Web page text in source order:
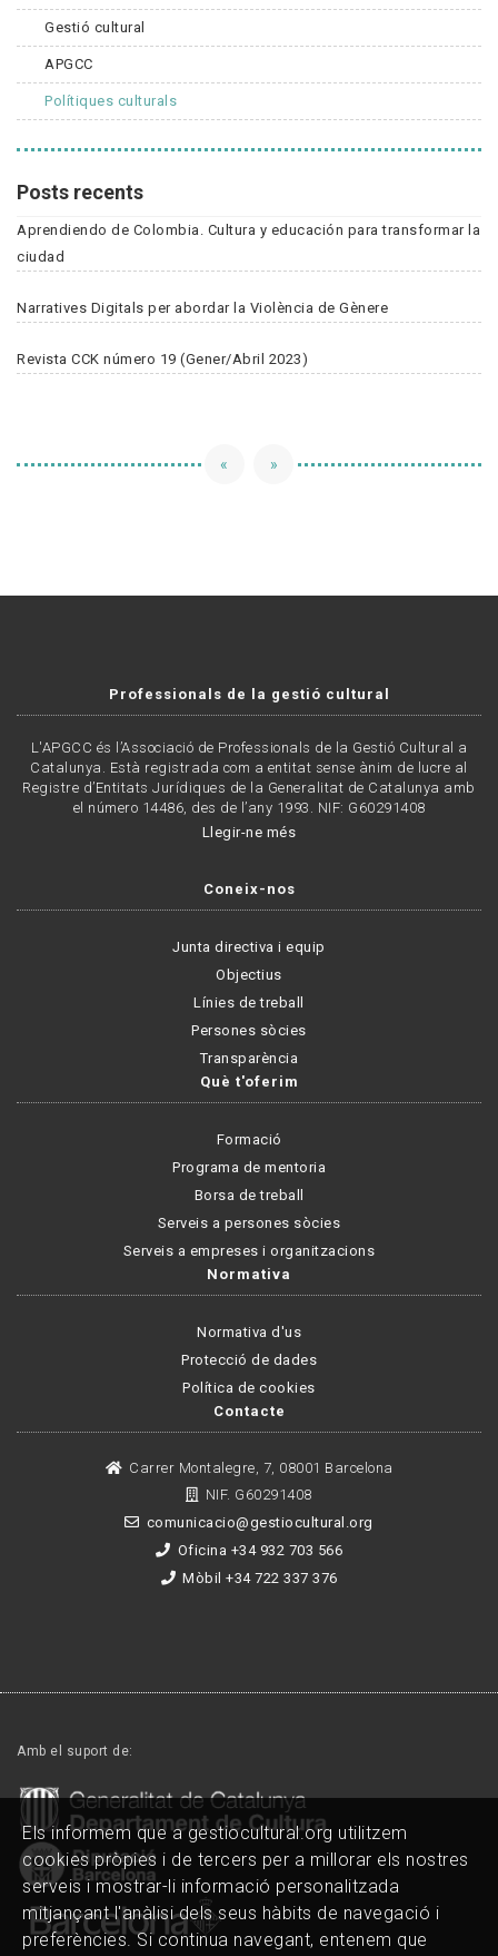
Gestió cultural
APGCC
Polítiques culturals
Posts recents
Aprendiendo de Colombia. Cultura y educación para transformar la
ciudad
Narratives Digitals per abordar la Violència de Gènere
Revista CCK número 19 (Gener/Abril 2023)
« »
Professionals de la gestió cultural
L'APGCC és l’Associació de Professionals de la Gestió Cultural a
Catalunya. Està registrada com a entitat sense ànim de lucre al
Registre d’Entitats Jurídiques de la Generalitat de Catalunya amb
el número 14486, des de l’any 1993. NIF: G60291408
Llegir-ne més
Coneix-nos
Junta directiva i equip
Objectius
Línies de treball
Persones sòcies
Transparència
Què t'oferim
Formació
Programa de mentoria
Borsa de treball
Serveis a persones sòcies
Serveis a empreses i organitzacions
Normativa
Normativa d'us
Protecció de dades
Política de cookies
Contacte
Carrer Montalegre, 7, 08001 Barcelona
NIF. G60291408
comunicacio@gestiocultural.org
Oficina +34 932 703 566
Mòbil +34 722 337 376
Amb el suport de:
Els informem que a gestiocultural.org utilitzem
cookies pròpies i de tercers per a millorar els nostres
serveis i mostrar-li informació personalitzada
mitjançant l'anàlisi dels seus hàbits de navegació i
preferències. Si continua navegant, entenem que